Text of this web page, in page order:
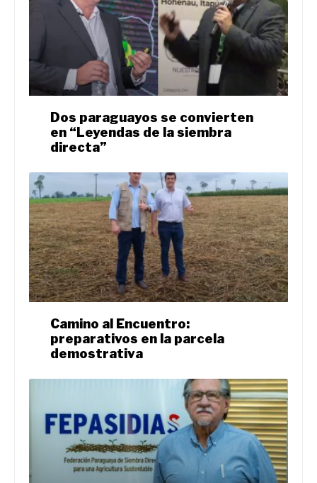
Dos paraguayos se convierten
en “Leyendas de la siembra
directa”
Camino al Encuentro:
preparativos en la parcela
demostrativa